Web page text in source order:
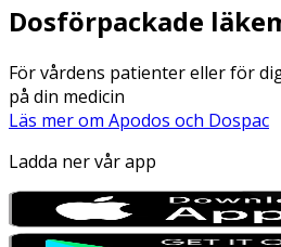
Dosförpackade
För vårdens patienter eller för
på din medicin
Läs mer om Apodos och Dospac
Ladda ner vår app